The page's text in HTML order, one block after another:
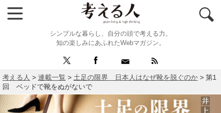
シンプルな暮らし、自分の頭で考える力。
知の楽しみにあふれたWebマガジン。
考える人 > 連載一覧 > 土足の限界 日本人はなぜ靴を脱ぐのか > 第1
回 ベッドで靴をぬがないで